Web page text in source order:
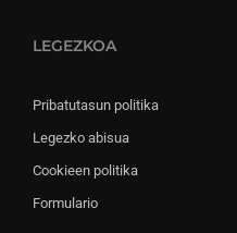
LEGEZKOA
Pribatutasun politika
Legezko abisua
Cookieen politika
Formulario